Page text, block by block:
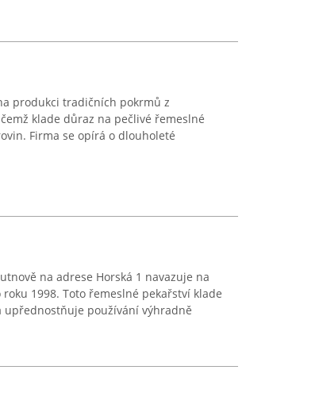
produkci tradičních pokrmů z
klade důraz na pečlivé řemeslné
Firma se opírá o dlouholeté
na adrese Horská 1 navazuje na
1998. Toto řemeslné pekařství klade
používání výhradně